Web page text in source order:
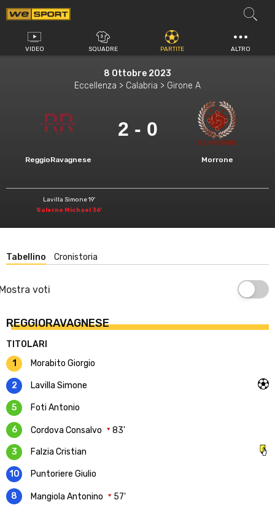
Vai
al
contenuto
VIDEO SQUADRE PARTITE ALTRO
8 Ottobre 2023
Eccellenza > Calabria > Girone A
ReggioRavagnese
2 - 0
Morrone
Lavilla Simone 19'
Salerno Michael 36'
Tabellino Cronistoria
voti
REGGIORAVAGNESE
TITOLARI
1
Morabito Giorgio
2 Lavilla Simone
5 Foti Antonio
6 Cordova Consalvo 83'
3 Falzia Cristian
10 Puntoriere Giulio
8 Mangiola Antonino 57'